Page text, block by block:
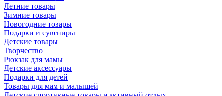
Летние товары
Зимние товары
Новогодние товары
Подарки и сувениры
Детские товары
Творчество
Рюкзак для мамы
Детские аксессуары
Подарки для детей
Товары для мам и малышей